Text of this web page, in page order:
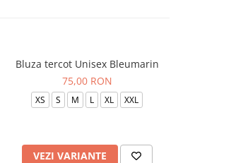
Bluza tercot Unisex Bleumarin
75,00 RON
XS S M L XL XXL
VEZI VARIANTE